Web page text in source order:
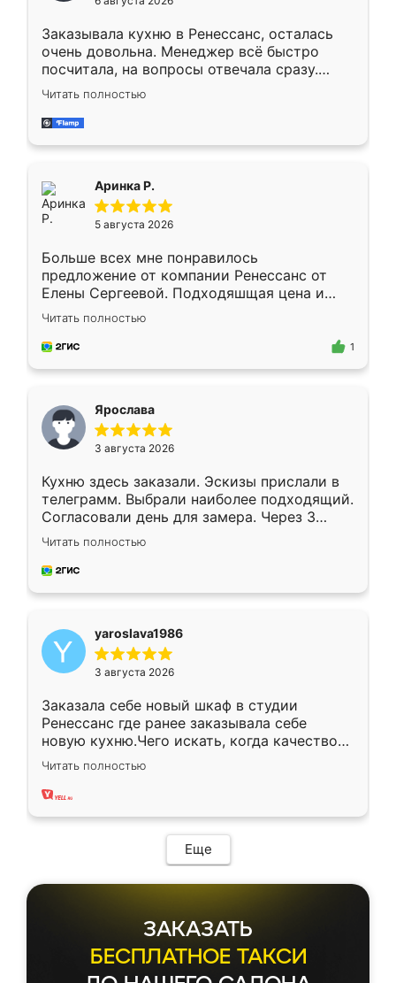
мебели буду заказывать только здесь.
Заказывала кухню в Ренессанс, осталась
очень довольна. Менеджер всё быстро
посчитала, на вопросы отвечала сразу.
Замерщик приехал в субботу, подошёл к
делу со всей ответственностью. Собрали
за день, ребята работали аккуратно, даже
Читать полностью
Аринка Р.
5 августа 2026
Больше всех мне понравилось
предложение от компании Ренессанс от
Елены Сергеевой. Подходяшщая цена и
короткие сроки изготовления. Приехавший
для замера сотрудник Владислав
предложил по моему эскизу самый
Читать полностью
1
Ярослава
3 августа 2026
Кухню здесь заказали. Эскизы прислали в
телеграмм. Выбрали наиболее подходящий.
Согласовали день для замера. Через 3
недели кухня была уже готова. Остались
довольны работой. Спасибо Ренессанс
мебель за качественную работу!
Читать полностью
yaroslava1986
3 августа 2026
Заказала себе новый шкаф в студии
Ренессанс где ранее заказывала себе
новую кухню.Чего искать, когда качеством
вполне довольна. Служит кухня уже почти
два года, нареканий нет.
Читать полностью
Еще
ЗАКАЗАТЬ
БЕСПЛАТНОЕ ТАКСИ